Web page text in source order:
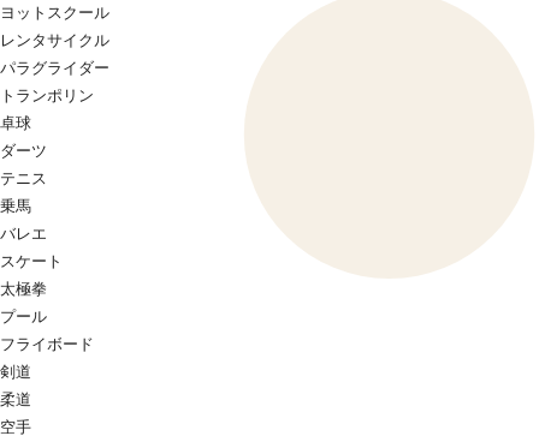
ヨットスクール
レンタサイクル
パラグライダー
トランポリン
卓球
ダーツ
テニス
乗馬
バレエ
スケート
太極拳
プール
フライボード
剣道
柔道
空手